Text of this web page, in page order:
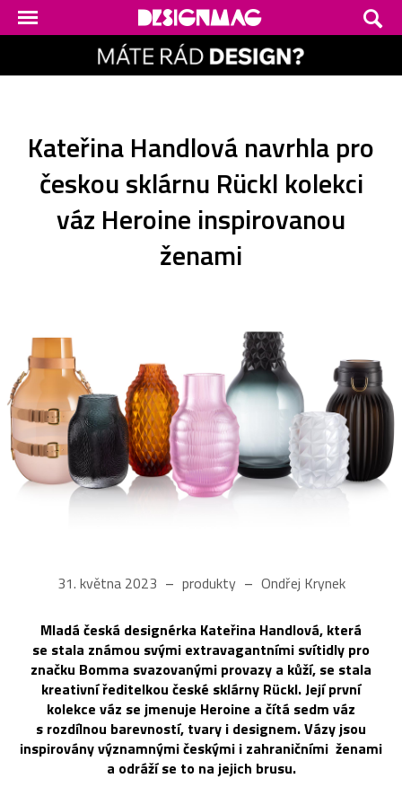
Kateřina Handlová navrhla pro
českou sklárnu Rückl kolekci
váz Heroine inspirovanou
ženami
31. května 2023 produkty Ondřej Krynek
Mladá česká designérka Kateřina Handlová, která
se stala známou svými extravagantními svítidly pro
značku Bomma svazovanými provazy a kůží, se stala
kreativní ředitelkou české sklárny Rückl. Její první
kolekce váz se jmenuje Heroine a čítá sedm váz
s rozdílnou barevností, tvary i designem. Vázy jsou
inspirovány významnými českými i zahraničními ženami
a odráží se to na jejich brusu.